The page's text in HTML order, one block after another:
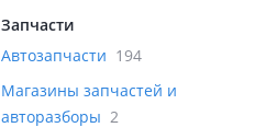
Запчасти
Автозапчасти 194
Магазины запчастей и
авторазборы 2